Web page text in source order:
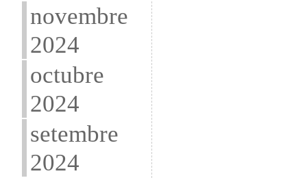
novembre
2024
octubre
2024
setembre
2024